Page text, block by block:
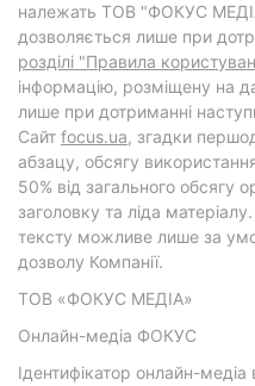
належать ТОВ "ФОКУС
дозволяється лише при
розділі "Правила
інформацію, розміщену на
лише при дотриманні
Cайт focus.ua, згадки
абзацу, обсягу
50% від загального обсягу
заголовку та ліда
тексту можливе лише за
дозволу Компанії.
ТОВ «ФОКУС МЕДІА»
Онлайн-медіа ФОКУС
Ідентифікатор онлайн-медіа